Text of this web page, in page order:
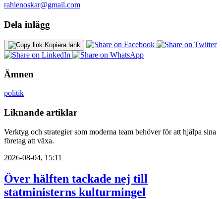
rahlenoskar@gmail.com
Dela inlägg
Kopiera länk
Ämnen
politik
Liknande artiklar
Verktyg och strategier som moderna team behöver för att hjälpa sina
företag att växa.
2026-08-04, 15:11
Över hälften tackade nej till
statministerns kulturmingel